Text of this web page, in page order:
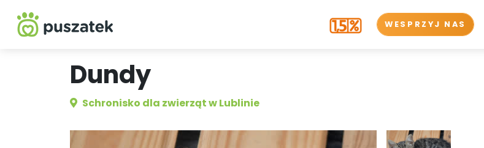
WESPRZYJ NAS
Dundy
Schronisko dla zwierząt w Lublinie